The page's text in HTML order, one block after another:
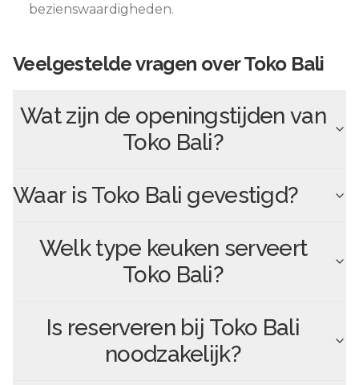
bezienswaardigheden.
Veelgestelde vragen overToko Bali
Wat zijn de openingstijden van
Toko Bali?
Waar is Toko Bali gevestigd?
Welk type keuken serveert
Toko Bali?
Is reserveren bij Toko Bali
noodzakelijk?